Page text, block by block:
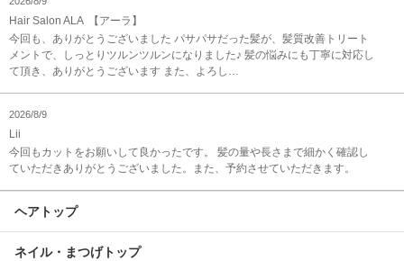
Hair Salon ALA 【アーラ】
今回も、ありがとうございました パサパサだった髪が、髪質改善トリート
メントで、しっとりツルンツルンになりました♪ 髪の悩みにも丁寧に対応し
て頂き、ありがとうございます また、よろし…
2026/8/9
Lii
今回もカットをお願いして良かったです。 髪の量や長さまで細かく確認し
ていただきありがとうございました。また、予約させていただきます。
ヘアトップ
ネイル・まつげトップ